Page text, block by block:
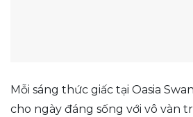
Mỗi sáng thức giấc tại Oasia
cho ngày đáng sống với vô vàn